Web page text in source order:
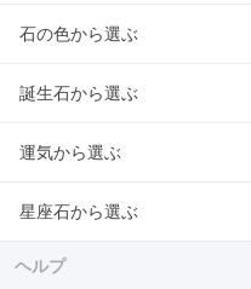
石の色から選ぶ
誕生石から選ぶ
運気から選ぶ
星座石から選ぶ
ヘルプ